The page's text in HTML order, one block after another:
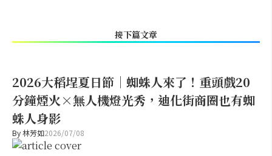
接下篇文章
2026大稻埕夏日節｜蜘蛛人來了！重頭戲20
分鐘煙火×無人機燈光秀，迪化街商圈也有蜘
蛛人身影
By林芳如2026/07/08